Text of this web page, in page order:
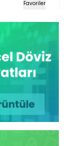
Favoriler